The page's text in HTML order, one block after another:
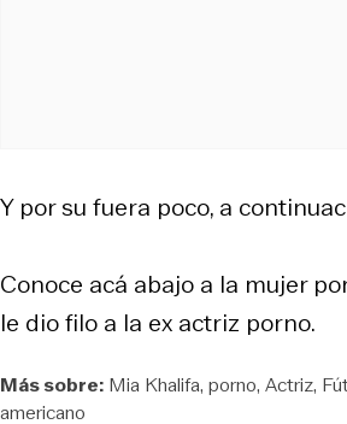
Y por su fuera poco, a
Conoce acá abajo a la mujer
le dio filo a la ex actriz porno.
Más sobre: Mia Khalifa porno Actriz
americano